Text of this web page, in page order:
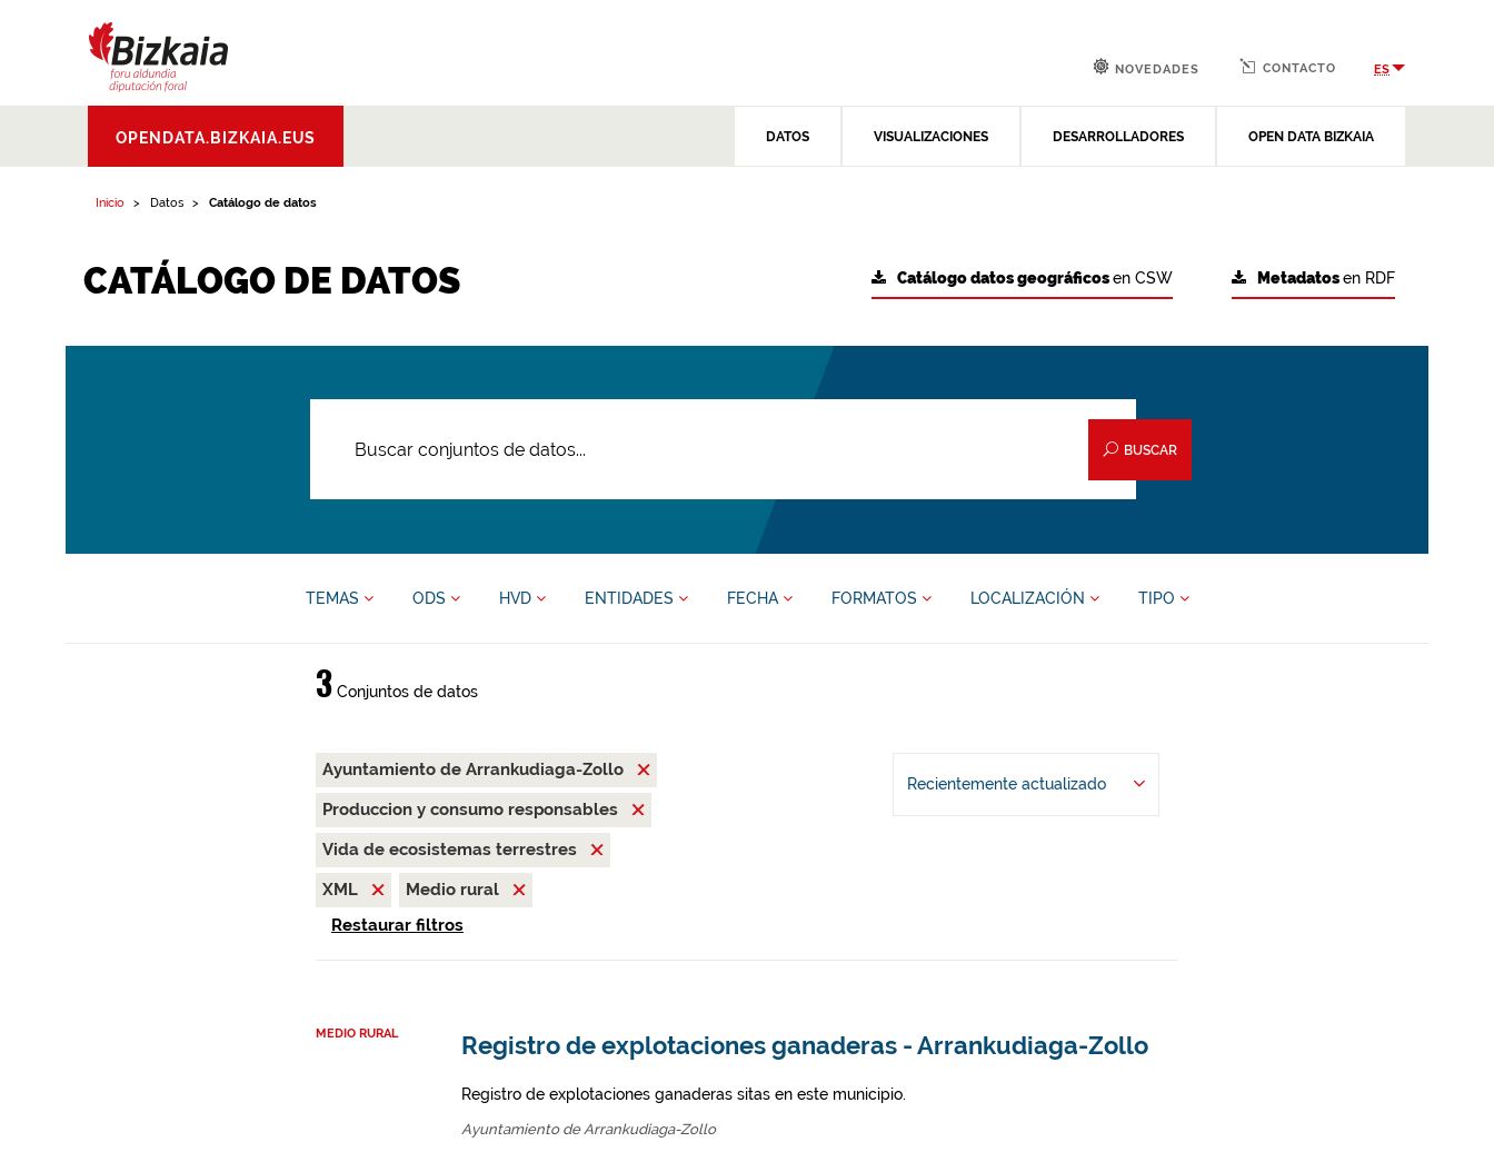
Aldundia.Diputacion
Foral de Bizkaia
OPENDATA.BIZKAIA.EUS DATOS VISUALIZACIONES DESARROLLADORES OPEN DATA BIZKAIA
NOVEDADES CONTACTO ES
Inicio Datos Catálogo de datos
CATÁLOGO DE DATOS Metadatosen RDF
Catálogo datos geográficosen CSW
BUSCAR
TEMAS ODS HVD ENTIDADES FECHA FORMATOS LOCALIZACIÓN TIPO
3Conjuntos de datos
Ayuntamiento de Arrankudiaga-Zollo
Produccion y consumo responsables
Vida de ecosistemas terrestres
XML
Medio rural
Restaurar filtros
Recientemente actualizado
MEDIO RURAL Registro de explotaciones ganaderas - Arrankudiaga-Zollo
Registro de explotaciones ganaderas sitas en este municipio.
Ayuntamiento de Arrankudiaga-Zollo